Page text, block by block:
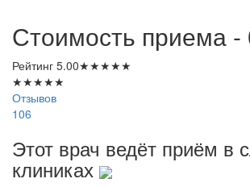
Стоимость приема -
Рейтинг 5.00★★★★★
★★★★★
Отзывов
106
Этот врач ведёт приём в
клиниках